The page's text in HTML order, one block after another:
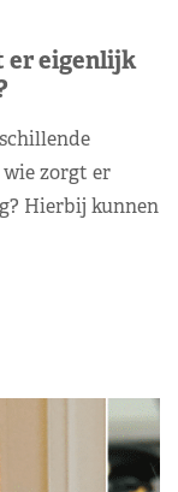
er eigenlijk
wie zorgt er
Hierbij kunnen